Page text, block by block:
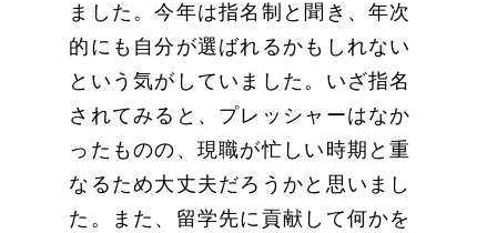
ました。今年は指名制と聞き、年次
的にも自分が選ばれるかもしれない
という気がしていました。いざ指名
されてみると、プレッシャーはなか
ったものの、現職が忙しい時期と重
なるため大丈夫だろうかと思いまし
た。また、留学先に貢献して何かを